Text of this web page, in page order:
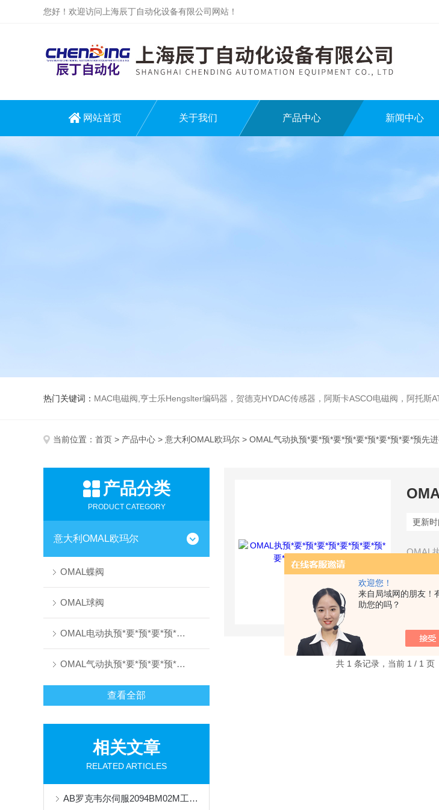
欢迎您！
来自局域网的朋友！
助您的吗？
您好！欢迎访问上海辰丁自动化设备有限公司网站！
网站首页 关于我们 产品中心 新闻中心
热门关键词： MAC电磁阀,亨士乐Hengslter编码器，贺德克HYDAC传感器，阿斯卡ASCO电磁阀，阿托斯ATOS阀，力士乐Rexroth泵，爱普EPRO传感器，穆格MOOG伺服阀，宝德
当前位置： 首页 > 产品中心 > 意大利OMAL欧玛尔 > OMAL气动执预*要*预*要*预*要*预*要*预*要*预先
产品分类
PRODUCT CATEGORY
意大利OMAL欧玛尔
OMAL蝶阀
OMAL球阀
OMAL电动执预*要*预*要*预*要*预*要*预*要*预先进要先进行器
OMAL气动执预*要*预*要*预*要*预*要*预*要*预先进要先进行器
查看全部
相关文章
RELATED ARTICLES
AB罗克韦尔伺服2094BM02M工作原理
更新时
OMAL
公司
行业技
靠、创
共 1 条记录，当前 1 / 1